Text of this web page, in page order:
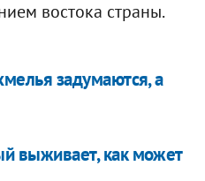
востока страны.
задумаются, а
выживает, как может